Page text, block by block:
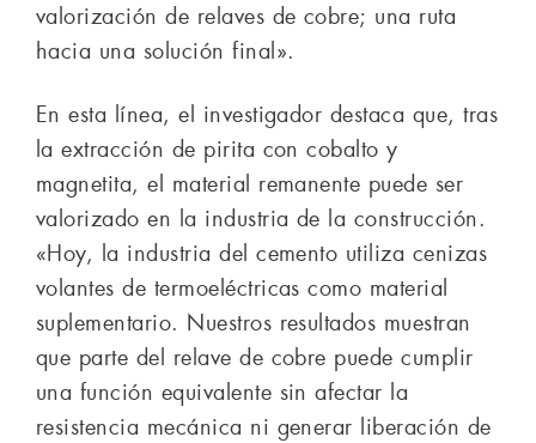
valorización de relaves de cobre; una ruta
hacia una solución final».
En esta línea, el investigador destaca que, tras
la extracción de pirita con cobalto y
magnetita, el material remanente puede ser
valorizado en la industria de la construcción.
«Hoy, la industria del cemento utiliza cenizas
volantes de termoeléctricas como material
suplementario. Nuestros resultados muestran
que parte del relave de cobre puede cumplir
una función equivalente sin afectar la
resistencia mecánica ni generar liberación de